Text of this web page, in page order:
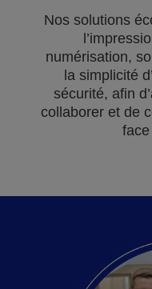
Nos solutions
numérisation,
la simplicité
sécurité, afin
collaborer et de